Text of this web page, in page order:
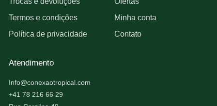
Termos e condições
Política de privacidade
Minha conta
Contato
Atendimento
Info@conexaotropical.com
+41 78 216 66 29